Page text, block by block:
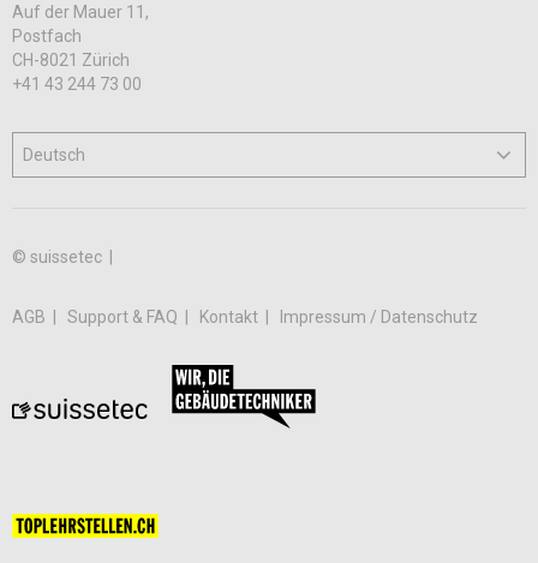
Auf der Mauer 11,
Postfach
CH-8021 Zürich
+41 43 244 73 00
© suissetec |
AGB Support & FAQ Kontakt Impressum / Datenschutz